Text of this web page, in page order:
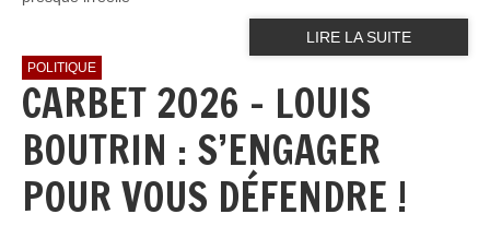
LIRE LA SUITE
POLITIQUE
CARBET 2026 - LOUIS
BOUTRIN : S’ENGAGER
POUR VOUS DÉFENDRE !